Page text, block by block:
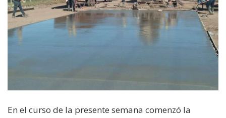
En el curso de la presente semana comenzó la